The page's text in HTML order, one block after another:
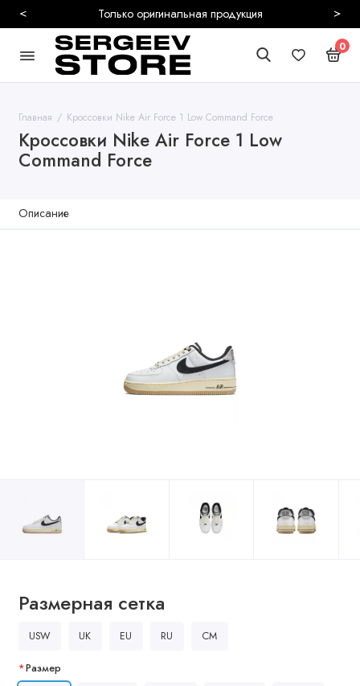
< >
0
Главная Кроссовки Nike Air Force 1 Low Command Force
Кроссовки Nike Air Force 1 Low
Command Force
Описание
Размерная сетка
USW UK EU RU CM
Размер